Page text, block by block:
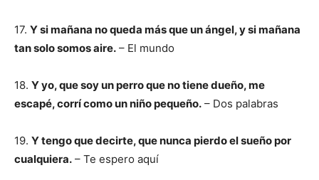
17. Y si mañana no queda más que un ángel, y si mañana
tan solo somos aire. – El mundo
18. Y yo, que soy un perro que no tiene dueño, me
escapé, corrí como un niño pequeño. – Dos palabras
19. Y tengo que decirte, que nunca pierdo el sueño por
cualquiera. – Te espero aquí